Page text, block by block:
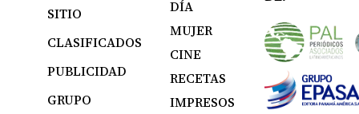
SITIO
CLASIFICADOS
PUBLICIDAD
GRUPO
DÍA
MUJER
CINE
RECETAS
IMPRESOS